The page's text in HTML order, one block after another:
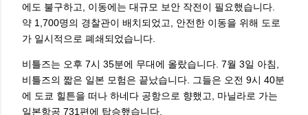
에도 불구하고, 이동에는 대규모 보안 작전이 필요했습니다.
약 1,700명의 경찰관이 배치되었고, 안전한 이동을 위해 도로
가 일시적으로 폐쇄되었습니다.
비틀즈는 오후 7시 35분에 무대에 올랐습니다. 7월 3일 아침,
비틀즈의 짧은 일본 모험은 끝났습니다. 그들은 오전 9시 40분
에 도쿄 힐튼을 떠나 하네다 공항으로 향했고, 마닐라로 가는
일본항공 731편에 탑승했습니다.